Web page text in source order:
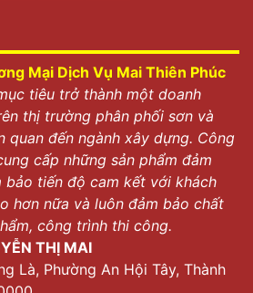
loại nào tốt nhất hiện nay
gì?
thuộc gốc dầu hoặc sơn dầu
thể là 1 thành phần hoặc 2
chủ yếu có 2 loại sơn dầu
Mại Dịch Vụ Mai Thiên Phúc
tiêu trở thành một doanh
thị trường phân phối sơn và
quan đến ngành xây dựng. Công
cấp những sản phẩm đảm
bảo tiến độ cam kết với khách
hơn nữa và luôn đảm bảo chất
công trình thi công.
THỊ MAI
Là, Phường An Hội Tây, Thành